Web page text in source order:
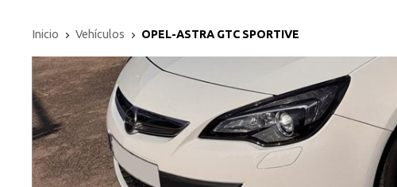
Inicio Vehículos OPEL-ASTRA GTC SPORTIVE